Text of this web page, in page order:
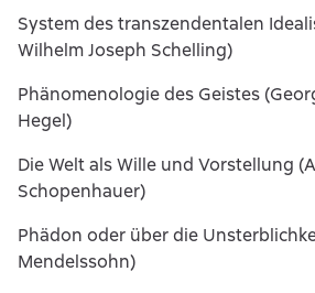
System des transzendentalen
Wilhelm Joseph Schelling)
Phänomenologie des Geistes
Hegel)
Die Welt als Wille und Vorstellung
Schopenhauer)
Phädon oder über die
Mendelssohn)